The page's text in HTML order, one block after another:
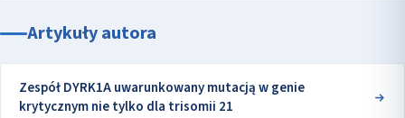
Artykuły autora
Zespół DYRK1A uwarunkowany mutacją w genie
krytycznym nie tylko dla trisomii 21